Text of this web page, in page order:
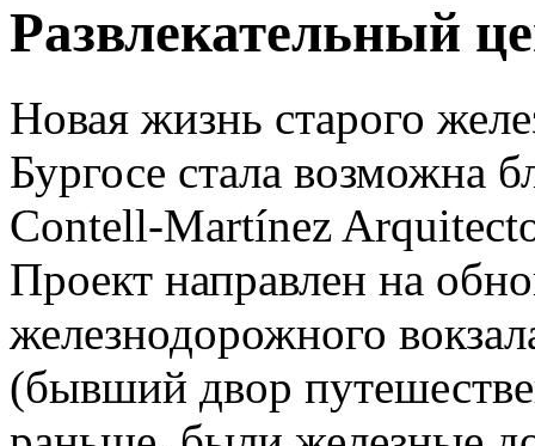
Развлекательный
Новая жизнь старого
Бургосе стала возможна
Contell-Martínez
Проект направлен на
железнодорожного
(бывший двор